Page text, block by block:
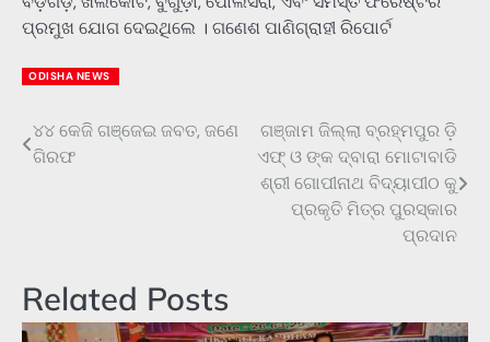
ପ୍ରମୁଖ ଯୋଗ ଦେଇଥିଲେ । ଗଣେଶ ପାଣିଗ୍ରାହୀ ରିପୋର୍ଟ
ODISHA NEWS
Post
୪୪ କେଜି ଗଞ୍ଜେଇ ଜବତ, ଜଣେ
ଗିରଫ
ଗଞ୍ଜାମ ଜିଲ୍ଲା ବ୍ରହ୍ମପୁର ଡ଼ି
ଏଫ୍ ଓ ଙ୍କ ଦ୍ବାରା ମୋଟାବାଡି
ଶ୍ରୀ ଗୋପୀନାଥ ବିଦ୍ୟାପୀଠ କୁ
ପ୍ରକୃତି ମିତ୍ର ପୁରସ୍କାର
ପ୍ରଦାନ
Related Posts